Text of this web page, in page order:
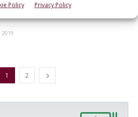
Policy Privacy Policy
e manganese per via
1 2